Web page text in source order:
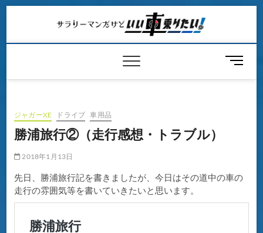
メ
ジャガーXE ドライブ 車用品
勝浦旅行②（走行感想・トラブル）
2018年1月13日
先日、勝浦旅行記を書きましたが、今日はその道中の車の
走行の雰囲気等を書いていきたいと思います。